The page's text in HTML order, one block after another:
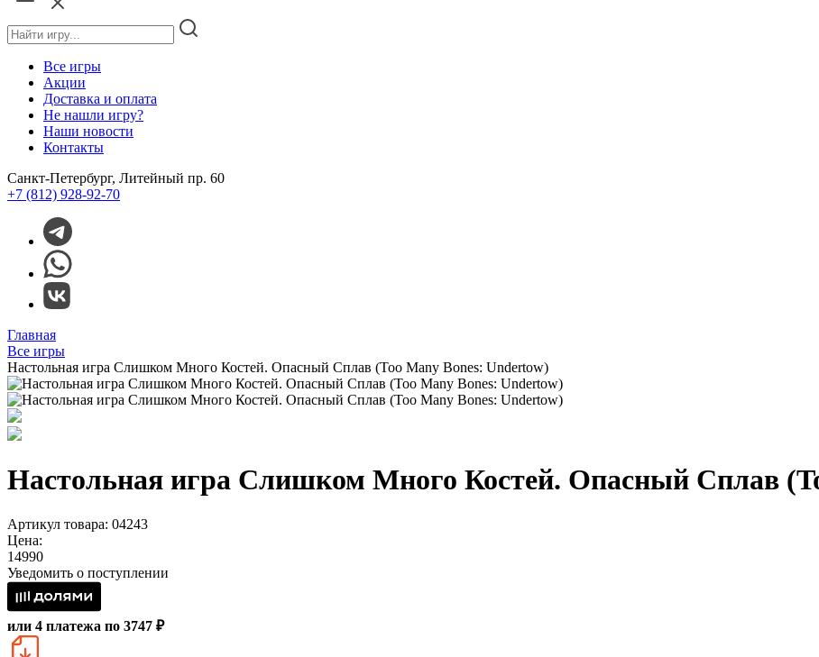
Все игры
Акции
Доставка и оплата
Не нашли игру?
Наши новости
Контакты
Санкт-Петербург, Литейный пр. 60
+7 (812) 928-92-70
Главная
Все игры
Настольная игра Слишком Много Костей. Опасный Сплав (Too Many Bones: Undertow)
Настольная игра Слишком Много Костей. Опасный Сплав
Артикул товара: 04243
Цена:
14990
Уведомить о поступлении
или 4 платежа по 3747 ₽